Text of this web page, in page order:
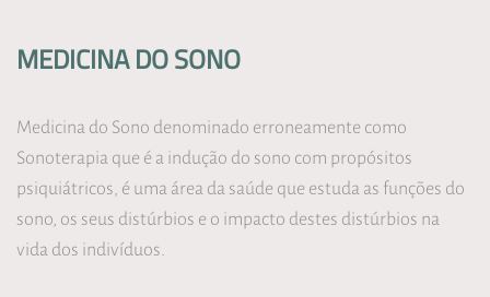
MEDICINA DO SONO
Medicina do Sono denominado erroneamente como
Sonoterapia que é a indução do sono com propósitos
psiquiátricos, é uma área da saúde que estuda as funções do
sono, os seus distúrbios e o impacto destes distúrbios na
vida dos indivíduos.